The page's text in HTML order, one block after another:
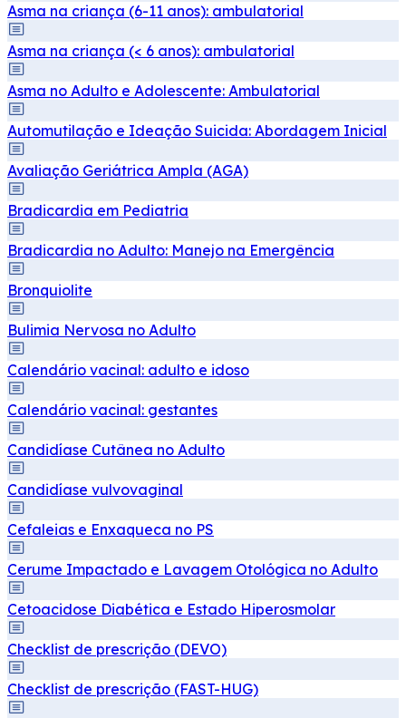
Asma na criança (6-11 anos): ambulatorial
Asma na criança (< 6 anos): ambulatorial
Asma no Adulto e Adolescente: Ambulatorial
Automutilação e Ideação Suicida: Abordagem Inicial
Avaliação Geriátrica Ampla (AGA)
Bradicardia em Pediatria
Bradicardia no Adulto: Manejo na Emergência
Bronquiolite
Bulimia Nervosa no Adulto
Calendário vacinal: adulto e idoso
Calendário vacinal: gestantes
Candidíase Cutânea no Adulto
Candidíase vulvovaginal
Cefaleias e Enxaqueca no PS
Cerume Impactado e Lavagem Otológica no Adulto
Cetoacidose Diabética e Estado Hiperosmolar
Checklist de prescrição (DEVO)
Checklist de prescrição (FAST-HUG)